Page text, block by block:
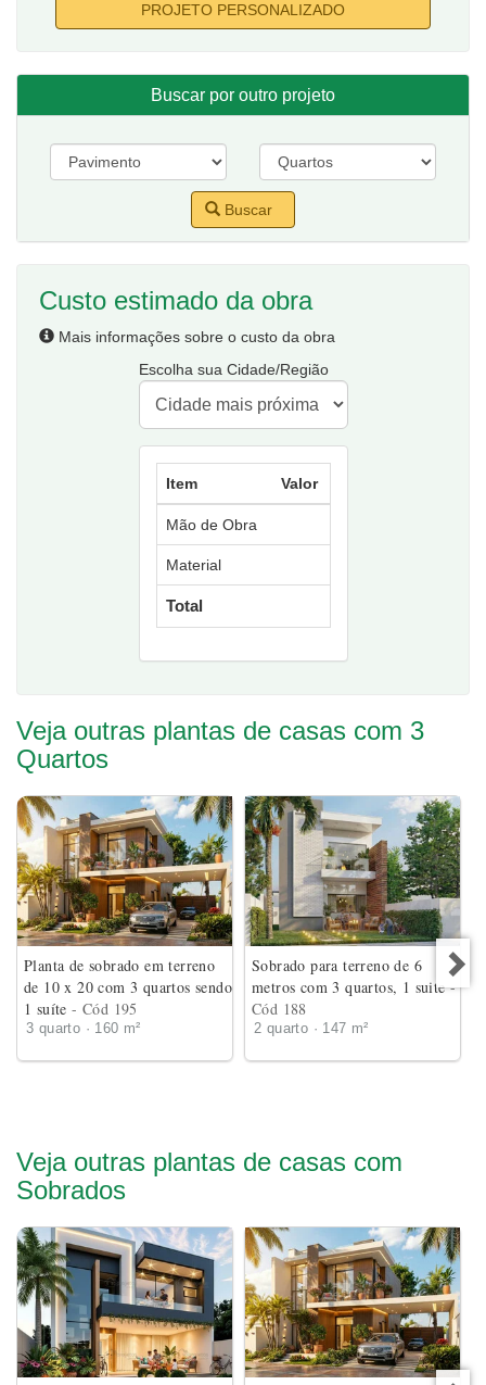
PROJETO PERSONALIZADO
Buscar por outro projeto
Buscar
Custo estimado da obra
Mais informações sobre o custo da obra
Escolha sua Cidade/Região
Item Valor
Mão de Obra
Material
Total
Veja outras plantas de casas com 3
Quartos
Planta de sobrado em terreno
de 10 x 20 com 3 quartos sendo
1 suíte- Cód 195
3 quarto · 160 m²
Sobrado para terreno de 6
metros com 3 quartos, 1 suite-
Cód 188
2 quarto · 147 m²
Veja outras plantas de casas com
Sobrados